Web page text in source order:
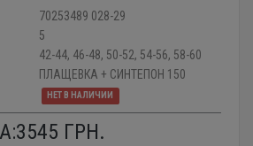
70253489 028-29
5
42-44, 46-48, 50-52, 54-56, 58-60
ПЛАЩЕВКА + СИНТЕПОН 150
НЕТ В НАЛИЧИИ
3545 ГРН.